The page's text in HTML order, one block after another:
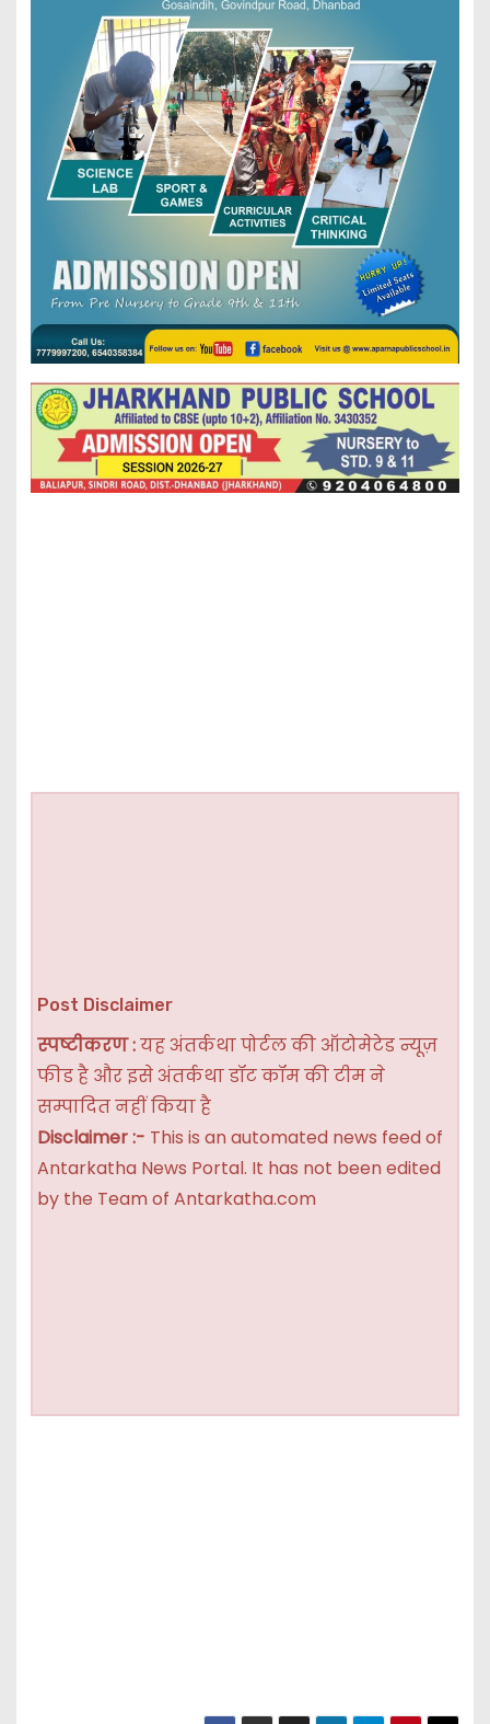
Post Disclaimer
स्पष्टीकरण :यह अंतर्कथा पोर्टल की ऑटोमेटेड न्यूज़
फीड है और इसे अंतर्कथा डॉट कॉम की टीम ने
सम्पादित नहीं किया है
Disclaimer :- This is an automated news feed of
Antarkatha News Portal. It has not been edited
by the Team of Antarkatha.com